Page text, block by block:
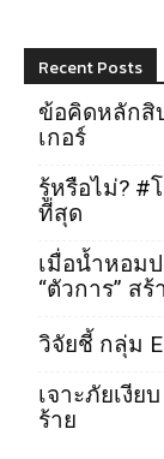
Recent Posts
ข้อคิดหลักสิ
เกอร์
รู้หรือไม่? #
ที่สุด
เมื่อน้ำหอม
“ตัวการ” ส
วิจัยชี้ กลุ่ม
เจาะภัยเงีย
ร้าย